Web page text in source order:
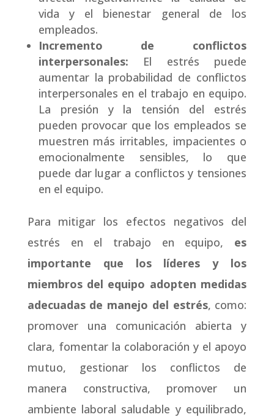
vida y el bienestar general de los
empleados.
Incremento de conflictos
interpersonales: El estrés puede
aumentar la probabilidad de conflictos
interpersonales en el trabajo en equipo.
La presión y la tensión del estrés
pueden provocar que los empleados se
muestren más irritables, impacientes o
emocionalmente sensibles, lo que
puede dar lugar a conflictos y tensiones
en el equipo.
Para mitigar los efectos negativos del
estrés en el trabajo en equipo, es
importante que los líderes y los
miembros del equipo adopten medidas
adecuadas de manejo del estrés, como:
promover una comunicación abierta y
clara, fomentar la colaboración y el apoyo
mutuo, gestionar los conflictos de
manera constructiva, promover un
ambiente laboral saludable y equilibrado,